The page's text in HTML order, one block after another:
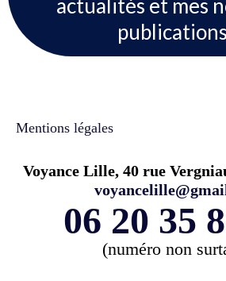
actualités et mes
Mentions légales
Voyance Lille, 40 rue
06 20 35
(numéro non